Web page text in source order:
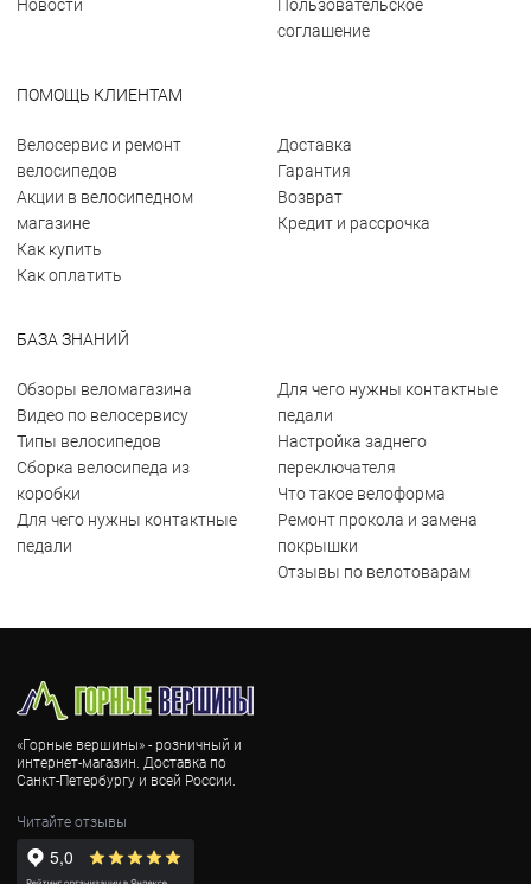
Новости
Пользовательское
соглашение
ПОМОЩЬ КЛИЕНТАМ
Велосервис и ремонт
велосипедов
Акции в велосипедном
магазине
Как купить
Как оплатить
Доставка
Гарантия
Возврат
Кредит и рассрочка
БАЗА ЗНАНИЙ
Обзоры веломагазина
Видео по велосервису
Типы велосипедов
Сборка велосипеда из
коробки
Для чего нужны контактные
педали
Для чего нужны контактные
педали
Настройка заднего
переключателя
Что такое велоформа
Ремонт прокола и замена
покрышки
Отзывы по велотоварам
«Горные вершины» - розничный и
интернет-магазин. Доставка по
Санкт-Петербургу и всей России.
Читайте отзывы